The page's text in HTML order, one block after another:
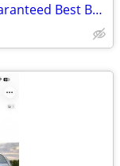
Car Dolly NEW Delivered Guaranteed Best Built for the Money in U.S.!